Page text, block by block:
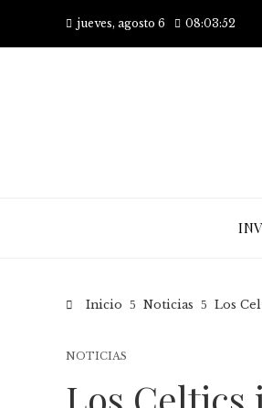
jueves, agosto 6 08:03:53
Inicio Noticias Los
NOTICIAS